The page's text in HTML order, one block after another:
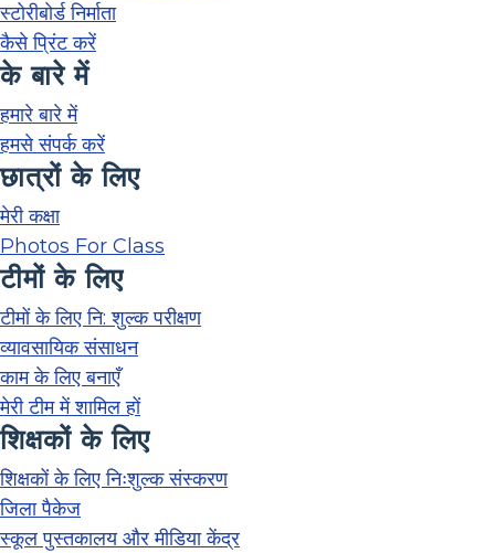
स्टोरीबोर्ड निर्माता
कैसे प्रिंट करें
के बारे में
हमारे बारे में
हमसे संपर्क करें
छात्रों के लिए
मेरी कक्षा
Photos For Class
टीमों के लिए
टीमों के लिए नि: शुल्क परीक्षण
व्यावसायिक संसाधन
काम के लिए बनाएँ
मेरी टीम में शामिल हों
शिक्षकों के लिए
शिक्षकों के लिए निःशुल्क संस्करण
जिला पैकेज
स्कूल पुस्तकालय और मीडिया केंद्र